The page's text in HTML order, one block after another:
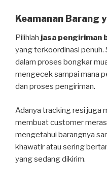
Keamanan Barang
Pilihlah jasa pengiriman
yang terkoordinasi penuh.
dalam proses bongkar
mengecek sampai mana
dan proses pengiriman.
Adanya tracking resi juga
membuat customer
mengetahui barangnya
khawatir atau sering
yang sedang dikirim.